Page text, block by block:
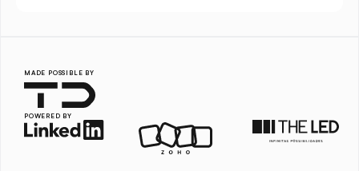
MADE POSSIBLE BY
POWERED BY